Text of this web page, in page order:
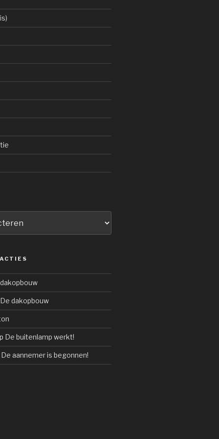
De dakopbouw
De buitenlamp werkt!
De aannemer is begonnen!